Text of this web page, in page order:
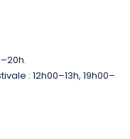
: 12h00–13h, 19h00–